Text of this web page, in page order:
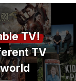
TV!
TV